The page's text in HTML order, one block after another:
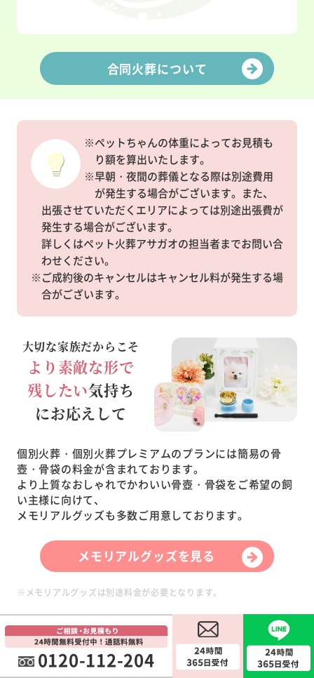
合同火葬について
※ペットちゃんの体重によってお見積も
り額を算出いたします。
※早朝・夜間の葬儀となる際は別途費用
が発生する場合がございます。また、
出張させていただくエリアによっては別途出張費が
発生する場合がございます。
詳しくはペット火葬アサガオの担当者までお問い合
わせください。
※ご成約後のキャンセルはキャンセル料が発生する場
合がございます。
大切な家族だからこそ
より素敵な形で
残したい気持ち
にお応えして
個別火葬・個別火葬プレミアムのプランには簡易の骨
壺・骨袋の料金が含まれております。
より上質なおしゃれでかわいい骨壺・骨袋をご希望の飼
い主様に向けて、
メモリアルグッズも多数ご用意しております。
メモリアルグッズを見る
※メモリアルグッズは別途料金が必要となります。
各種クレジットカードご利用できます
0120-112-204